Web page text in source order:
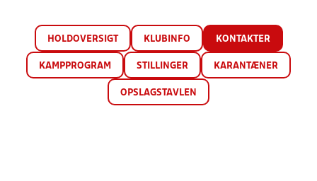
HOLDOVERSIGT KLUBINFO KONTAKTER
KAMPPROGRAM STILLINGER KARANTÆNER
OPSLAGSTAVLEN